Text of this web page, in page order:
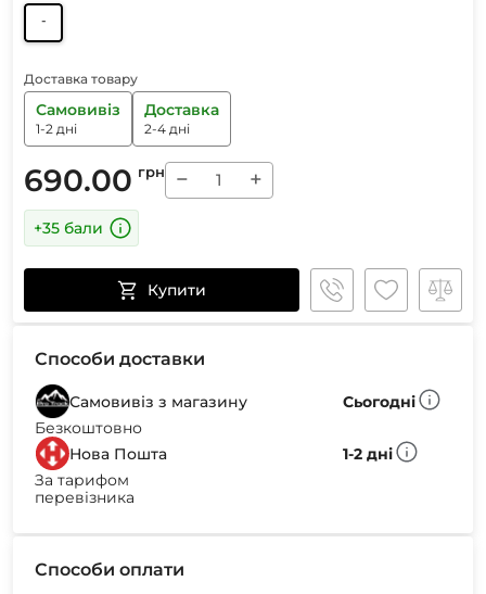
-
Доставка товару
Самовивіз
1-2 дні
Доставка
2-4 дні
690.00 грн − +
+35 бали
Купити
Способи доставки
Самовивіз з магазину
Сьогодні
Безкоштовно
Нова Пошта
1-2 дні
За тарифом
перевізника
Способи оплати